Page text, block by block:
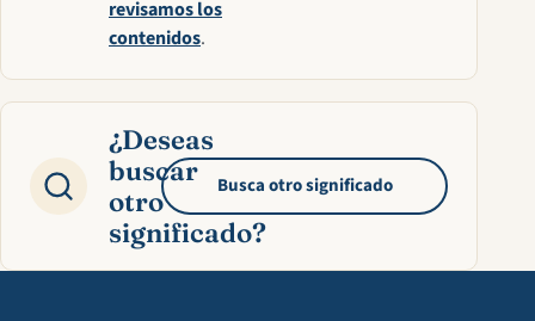
revisamos los
contenidos.
¿Deseas
buscar
otro
significado?
Busca otro significado